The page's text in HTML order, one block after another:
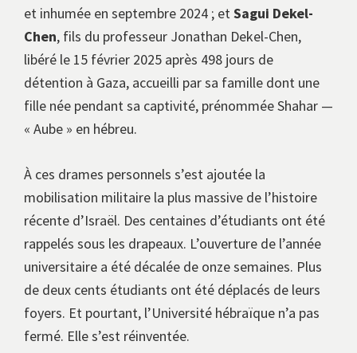
et inhumée en septembre 2024 ; etSagui Dekel-
Chen, fils du professeur Jonathan Dekel-Chen,
libéré le 15 février 2025 après 498 jours de
détention à Gaza, accueilli par sa famille dont une
fille née pendant sa captivité, prénommée Shahar —
« Aube » en hébreu.
À ces drames personnels s’est ajoutée la
mobilisation militaire la plus massive de l’histoire
récente d’Israël. Des centaines d’étudiants ont été
rappelés sous les drapeaux. L’ouverture de l’année
universitaire a été décalée de onze semaines. Plus
de deux cents étudiants ont été déplacés de leurs
foyers. Et pourtant, l’Université hébraïque n’a pas
fermé. Elle s’est réinventée.